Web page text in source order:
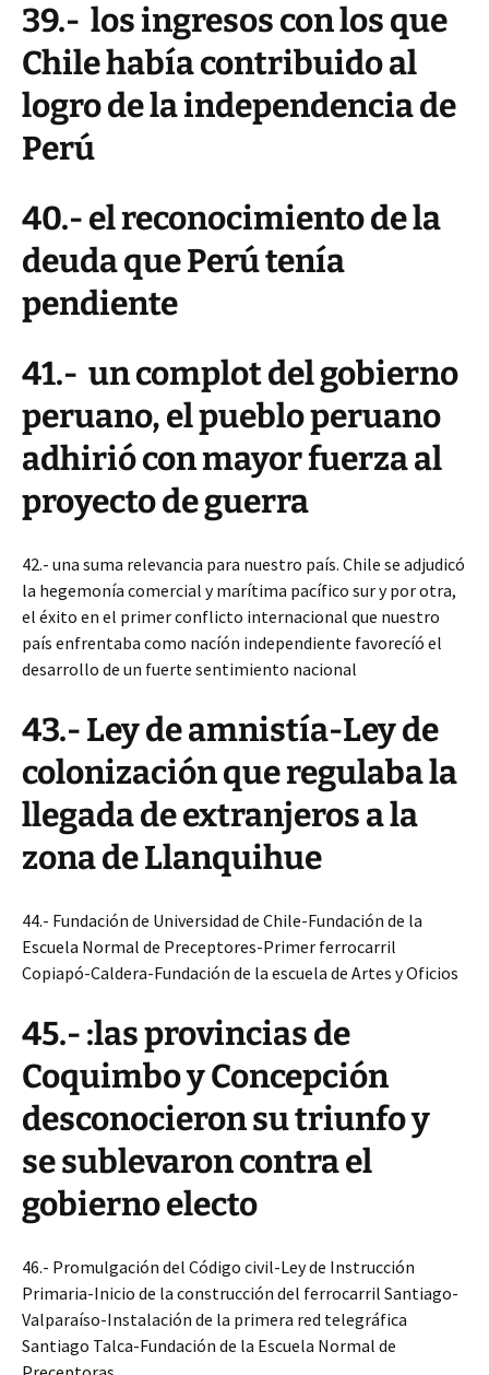
39.- los ingresos con los que
Chile había contribuido al
logro de la independencia de
Perú
40.- el reconocimiento de la
deuda que Perú tenía
pendiente
41.- un complot del gobierno
peruano, el pueblo peruano
adhirió con mayor fuerza al
proyecto de guerra
42.- una suma relevancia para nuestro país. Chile se adjudicó
la hegemonía comercial y marítima pacífico sur y por otra,
el éxito en el primer conflicto internacional que nuestro
país enfrentaba como nacíón independiente favorecíó el
desarrollo de un fuerte sentimiento nacional
43.- Ley de amnistía-Ley de
colonización que regulaba la
llegada de extranjeros a la
zona de Llanquihue
44.- Fundación de Universidad de Chile-Fundación de la
Escuela Normal de Preceptores-Primer ferrocarril
Copiapó-Caldera-Fundación de la escuela de Artes y Oficios
45.- :las provincias de
Coquimbo y Concepción
desconocieron su triunfo y
se sublevaron contra el
gobierno electo
46.- Promulgación del Código civil-Ley de Instrucción
Primaria-Inicio de la construcción del ferrocarril Santiago-
Valparaíso-Instalación de la primera red telegráfica
Santiago Talca-Fundación de la Escuela Normal de